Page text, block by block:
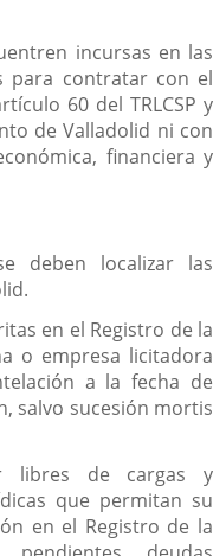
incursas en las
para contratar con el
60 del TRLCSP y
de Valladolid ni con
financiera y
deben localizar las
en el Registro de la
o empresa licitadora
a la fecha de
salvo sucesión mortis
libres de cargas y
que permitan su
en el Registro de la